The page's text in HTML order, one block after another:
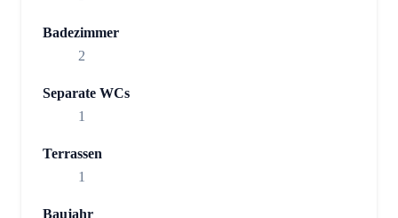
Badezimmer
2
Separate WCs
1
Terrassen
1
Baujahr